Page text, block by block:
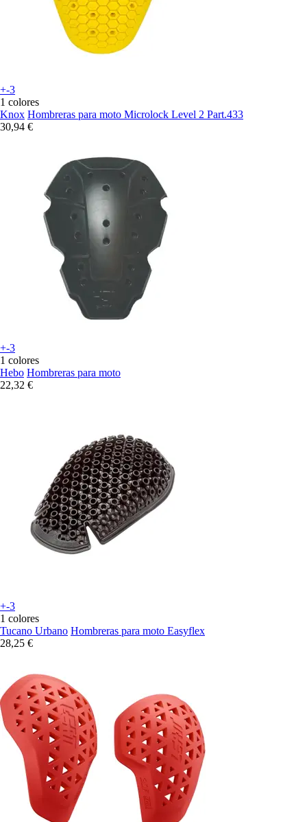
+-3
1 colores
Knox Hombreras para moto Microlock Level 2 Part.433
30,94 €
+-3
1 colores
Hebo Hombreras para moto
22,32 €
+-3
1 colores
Tucano Urbano Hombreras para moto Easyflex
28,25 €